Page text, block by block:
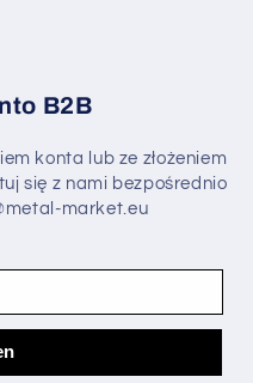
B2B
konta lub ze złożeniem
się z nami bezpośrednio
market.eu